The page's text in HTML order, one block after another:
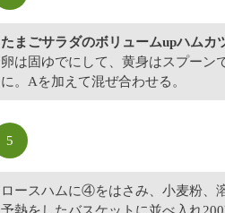
たまごサラダのボリュームupハムカ
卵は固ゆでにして、黄身はスプーン
に。Aを加えて混ぜ合わせる。
5
ロースハムに④をはさみ、小麦粉、